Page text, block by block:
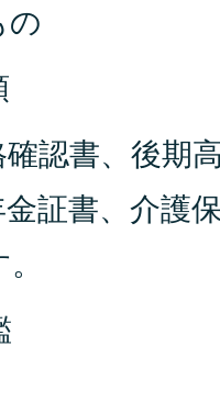
の
認書、後期
証書、介護